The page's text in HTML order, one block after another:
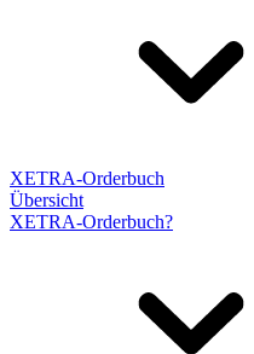
XETRA-Orderbuch
Übersicht
XETRA-Orderbuch?